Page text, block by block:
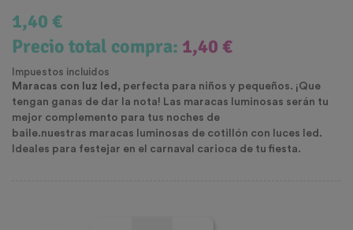
1,40 €
Precio total compra: 1,40 €
Impuestos incluidos
Maracas con luz led , perfecta para niños y pequeños. ¡Que
tengan ganas de dar la nota! Las maracas luminosas serán tu
mejor complemento para tus noches de
baile.nuestras maracas luminosas de cotillón con luces led .
Ideales para festejar en el carnaval carioca de tu fiesta.